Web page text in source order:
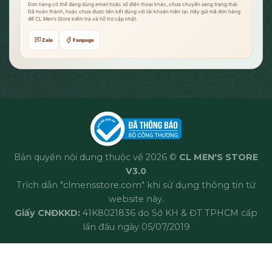
Đơn hàng có thể đang dùng email hoặc số điện thoại khác, chưa chuyển sang trạng thái
Đã hoàn thành, hoặc chưa được liên kết đúng với tài khoản hiện tại. Hãy gửi mã đơn hàng
để CL Men’s Store kiểm tra và hỗ trợ cập nhật.
Zalo Fanpage
Bản quyền nội dung thuộc về 2026 © CL MEN'S STORE
V3.0
Trích dẫn "clmensstore.com" khi sử dụng thông tin từ
website này.
Giấy CNĐKKD: 41K8021836 do Sở KH & ĐT TPHCM cấp
lần đầu ngày 05/07/2019